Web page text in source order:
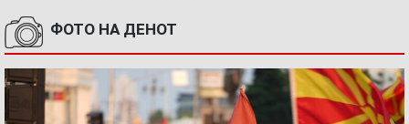
ФОТО НА ДЕНОТ